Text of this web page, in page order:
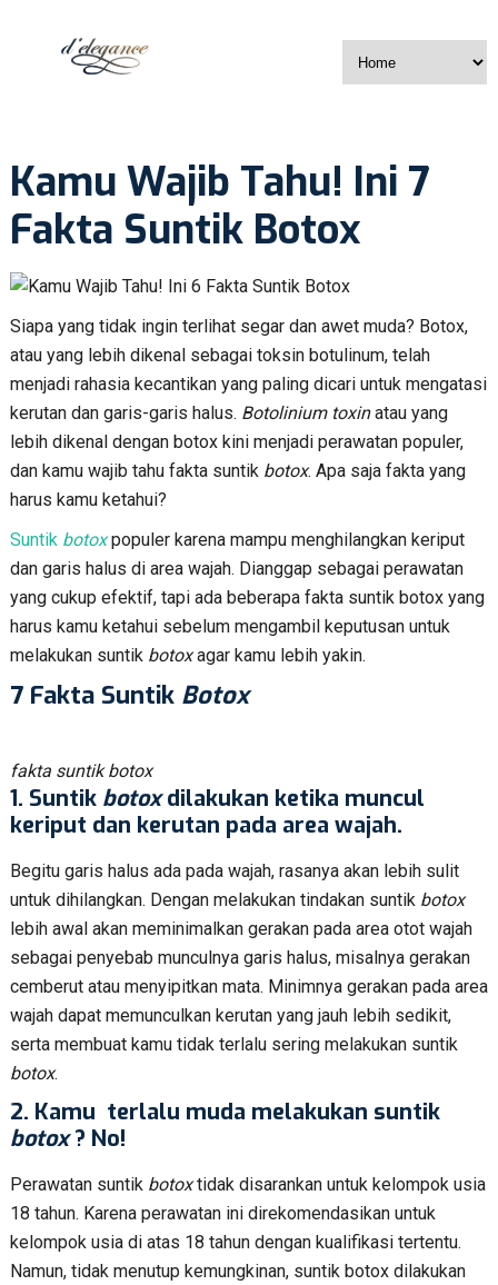
Kamu Wajib Tahu! Ini 7
Fakta Suntik Botox
Siapa yang tidak ingin terlihat segar dan awet muda? Botox,
atau yang lebih dikenal sebagai toksin botulinum, telah
menjadi rahasia kecantikan yang paling dicari untuk mengatasi
kerutan dan garis-garis halus. Botolinium toxinatau yang
lebih dikenal dengan botox kini menjadi perawatan populer,
dan kamu wajib tahu fakta suntik botox. Apa saja fakta yang
harus kamu ketahui?
Suntik botox populer karena mampu menghilangkan keriput
dan garis halus di area wajah. Dianggap sebagai perawatan
yang cukup efektif, tapi ada beberapa fakta suntik botox yang
harus kamu ketahui sebelum mengambil keputusan untuk
melakukan suntik botoxagar kamu lebih yakin.
7 Fakta Suntik Botox
fakta suntik botox
1. Suntik botoxdilakukan ketika muncul
keriput dan kerutan pada area wajah.
Begitu garis halus ada pada wajah, rasanya akan lebih sulit
untuk dihilangkan. Dengan melakukan tindakan suntik botox
lebih awal akan meminimalkan gerakan pada area otot wajah
sebagai penyebab munculnya garis halus, misalnya gerakan
cemberut atau menyipitkan mata. Minimnya gerakan pada area
wajah dapat memunculkan kerutan yang jauh lebih sedikit,
serta membuat kamu tidak terlalu sering melakukan suntik
botox.
2. Kamu terlalu muda melakukan suntik
botox? No!
Perawatan suntik botoxtidak disarankan untuk kelompok usia
18 tahun. Karena perawatan ini direkomendasikan untuk
kelompok usia di atas 18 tahun dengan kualifikasi tertentu.
Namun, tidak menutup kemungkinan, suntik botox dilakukan